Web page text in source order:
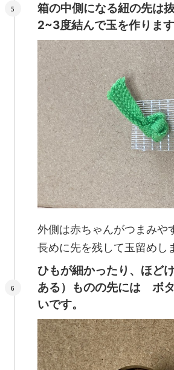
箱の中側になる紐の先は
2~3度結んで玉を作ります
外側は赤ちゃんがつまみ
長めに先を残して玉留めし
ひもが細かったり、ほど
ある）ものの先には ボ
いです。